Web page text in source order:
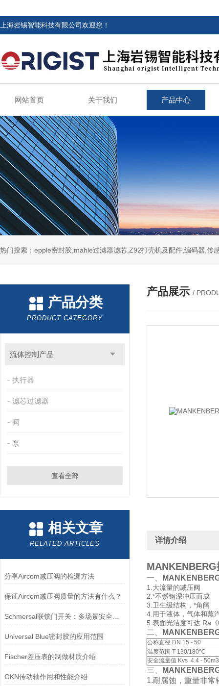
上海岩锡智能科技有限公司欢迎您！
网站首页 关于我们 产品中心
热门搜索：epple密封胶,mahle过滤器滤芯,Z92打壳机及配件,编码器,传
产品分类
PRODUCT CATEGORY
流体控制产品
执行器
滤芯过滤器
阀
泵
查看全部
相关文章
RELATED ARTICLES
分享Aircom减压阀的检漏方法
保证Aircom减压阀质量的方法有什么？
Universal Blue密封胶的应用范围
Fischer差压表的制做材质介绍
GKN传动轴作用和性能介绍
产品展示 /
详情介绍
一、
1.大流量的减压阀
2.*不锈钢深冲压而成
3.卫生级结构，*角阀
4.用于液体，气体和蒸
5.表面光洁度可达 Ra
二、
公称直径 DN 15 - 50
温度范围 T 130/180℃
安全流量值 Kvs 4.4 -
三、
1.耐腐蚀，重量非常